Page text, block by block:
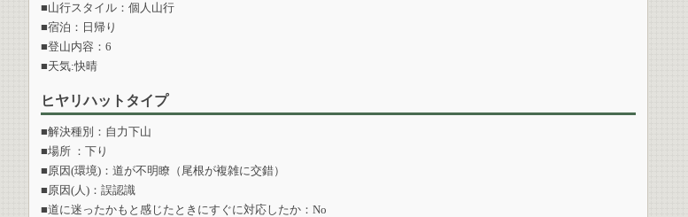
■山行スタイル：個人山行
■宿泊：日帰り
■登山内容：6
■天気:快晴
ヒヤリハットタイプ
■解決種別：自力下山
■場所 ：下り
■原因(環境)：道が不明瞭（尾根が複雑に交錯）
■原因(人)：誤認識
■道に迷ったかもと感じたときにすぐに対応したか：No